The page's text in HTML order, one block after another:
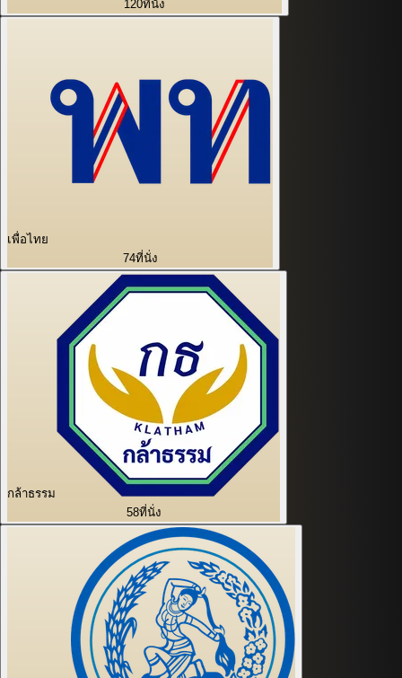
120ที่นั่ง
เพื่อไทย
74ที่นั่ง
กล้าธรรม
58ที่นั่ง